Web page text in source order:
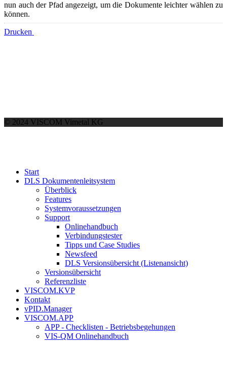
nun auch der Pfad angezeigt, um die Dokumente leichter wählen zu
können.
Drucken
© 2024 VISCOM Vimetal KG
Start
DLS Dokumentenleitsystem
Überblick
Features
Systemvoraussetzungen
Support
Onlinehandbuch
Verbindungstester
Tipps und Case Studies
Newsfeed
DLS Versionsübersicht (Listenansicht)
Versionsübersicht
Referenzliste
VISCOM.KVP
Kontakt
vPID.Manager
VISCOM.APP
APP - Checklisten - Betriebsbegehungen
VIS-QM Onlinehandbuch